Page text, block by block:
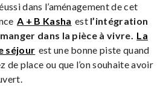
dans l’aménagement de cet
A + B Kasha est l’intégration
dans la pièce à vivre. La
séjour est une bonne piste quand
de place ou que l’on souhaite avoir